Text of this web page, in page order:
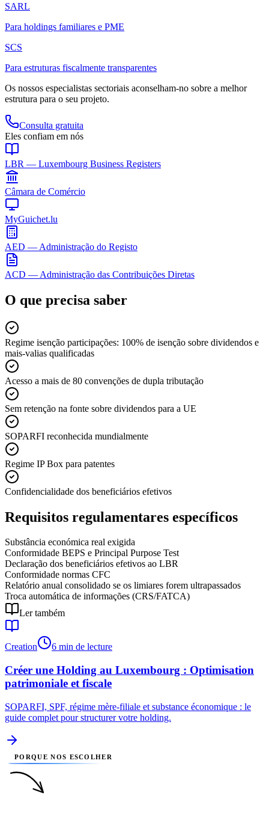
SARL
Para holdings familiares e PME
SCS
Para estruturas fiscalmente transparentes
Os nossos especialistas sectoriais aconselham-no sobre a melhor
estrutura para o seu projeto.
Consulta gratuita
Eles confiam em nós
LBR — Luxembourg Business Registers
Câmara de Comércio
MyGuichet.lu
AED — Administração do Registo
ACD — Administração das Contribuições Diretas
O que precisa saber
Regime isenção participações: 100% de isenção sobre dividendos e
mais-valias qualificadas
Acesso a mais de 80 convenções de dupla tributação
Sem retenção na fonte sobre dividendos para a UE
SOPARFI reconhecida mundialmente
Regime IP Box para patentes
Confidencialidade dos beneficiários efetivos
Requisitos regulamentares específicos
Substância económica real exigida
Conformidade BEPS e Principal Purpose Test
Declaração dos beneficiários efetivos ao LBR
Conformidade normas CFC
Relatório anual consolidado se os limiares forem ultrapassados
Troca automática de informações (CRS/FATCA)
Ler também
Creation 6 min de lecture
Créer une Holding au Luxembourg : Optimisation
patrimoniale et fiscale
SOPARFI, SPF, régime mère-filiale et substance économique : le
guide complet pour structurer votre holding.
PORQUE NOS ESCOLHER